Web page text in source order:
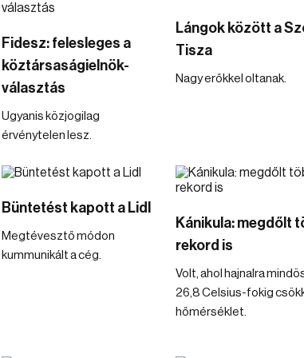
Fidesz: felesleges a
köztársaságielnök-
választás
Ugyanis közjogilag
érvénytelen lesz.
Lángok között a
Tisza
Nagy erőkkel oltanak.
Büntetést kapott a Lidl
Megtévesztő módon
kummunikált a cég.
Kánikula: megdőlt
rekord is
Volt, ahol hajnalra
26,8 Celsius-fokig
hőmérséklet.